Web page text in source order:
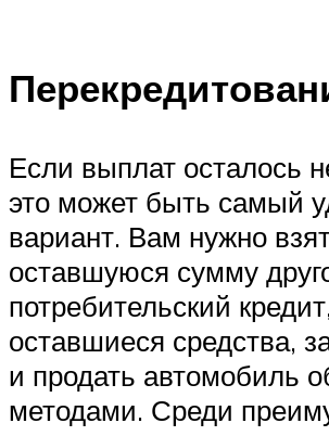
Если выплат осталось
это может быть самый
вариант. Вам нужно
оставшуюся сумму
потребительский
оставшиеся средства,
и продать автомобиль
методами. Среди